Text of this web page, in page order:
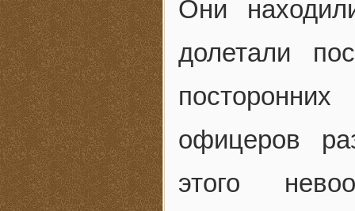
Они
долетали
офицеров
этого